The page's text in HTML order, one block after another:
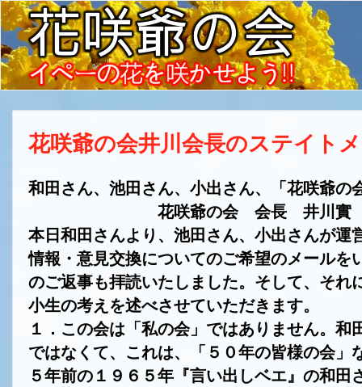
花咲爺の会井川会長のステイト
和田さん、池田さん、小出さん、「花咲爺の
花咲爺の会 会長 井川實
本日和田さんより、池田さん、小出さんが
情報・意見交換についてのご希望のメール
のご返事も拝読いたしました。そして、そ
小生の考えを述べさせていただきます。
１．この会は「私の会」ではありません。
ではなくて、これは、「５０年の皆様の会
５年前の１９６５年『言い出しベエ』の和